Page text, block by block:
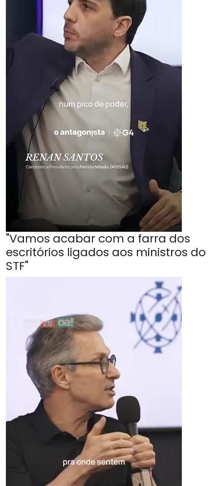
"Vamos acabar com a farra dos
escritórios ligados aos ministros do
STF"